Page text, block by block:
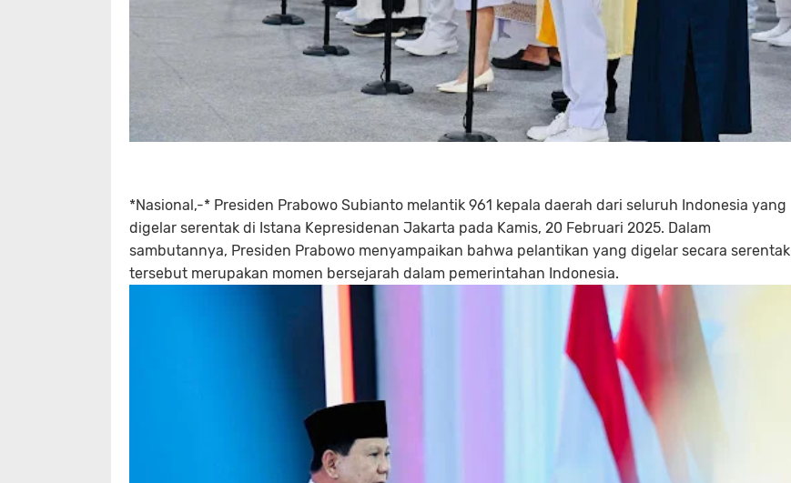
*Nasional,-* Presiden Prabowo Subianto melantik 961 kepala daerah dari seluruh Indonesia yang
digelar serentak di Istana Kepresidenan Jakarta pada Kamis, 20 Februari 2025. Dalam
sambutannya, Presiden Prabowo menyampaikan bahwa pelantikan yang digelar secara serentak
tersebut merupakan momen bersejarah dalam pemerintahan Indonesia.